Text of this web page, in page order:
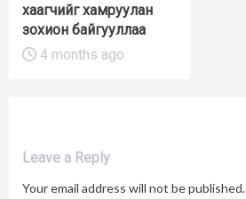
хаагчийг хамруулан
зохион байгууллаа
4 months ago
Leave a Reply
Your email address will not be published.